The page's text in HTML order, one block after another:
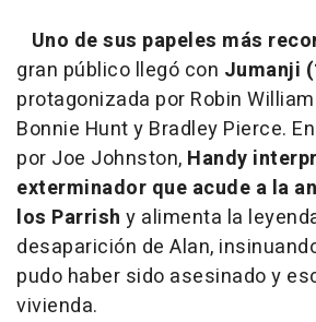
Uno de sus papeles más
gran público llegó con Jumanji
protagonizada por Robin
Bonnie Hunt y Bradley Pierce.
por Joe Johnston, Handy
exterminador que acude a la
los Parrish y alimenta la
desaparición de Alan,
pudo haber sido asesinado y
vivienda.